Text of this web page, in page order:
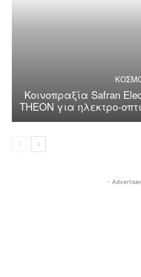
Κοινοπραξία Safran
THEON για ηλεκτρο-
-